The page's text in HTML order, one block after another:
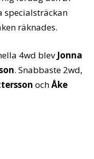
specialsträckan
räknades.
4wd blev Jonna
. Snabbaste 2wd,
ochÅke